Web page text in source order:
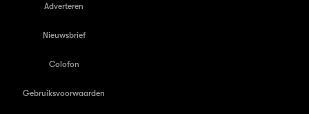
Adverteren
Nieuwsbrief
Colofon
Gebruiksvoorwaarden